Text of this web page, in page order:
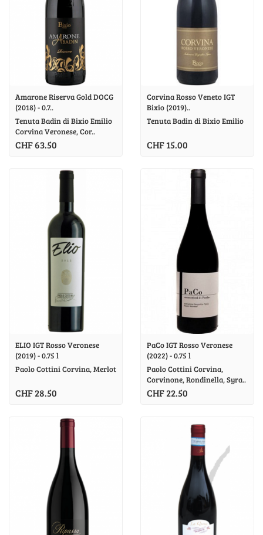
Amarone Riserva Gold DOCG
(2018) - 0.7..
Tenuta Badin di Bixio Emilio
Corvina Veronese, Cor..
CHF 63.50
Corvina Rosso Veneto IGT
Bixio (2019)..
Tenuta Badin di Bixio Emilio
CHF 15.00
ELIO IGT Rosso Veronese
(2019) - 0.75 l
Paolo Cottini Corvina, Merlot
CHF 28.50
PaCo IGT Rosso Veronese
(2022) - 0.75 l
Paolo Cottini Corvina,
Corvinone, Rondinella, Syra..
CHF 22.50